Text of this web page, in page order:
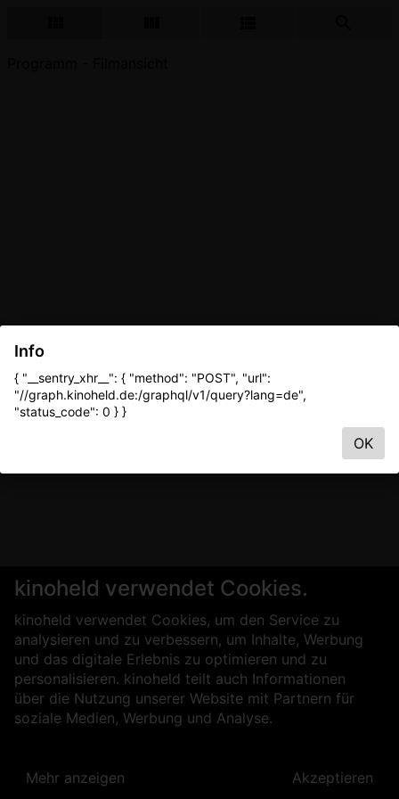
kinoheld verwendet Cookies.
kinoheld verwendet Cookies, um den Service zu
analysieren und zu verbessern, um Inhalte, Werbung
und das digitale Erlebnis zu optimieren und zu
personalisieren. kinoheld teilt auch Informationen
über die Nutzung unserer Website mit Partnern für
soziale Medien, Werbung und Analyse.
Mehr anzeigen Akzeptieren
Info
{ "__sentry_xhr__": { "method": "POST", "url":
"//graph.kinoheld.de:/graphql/v1/query?lang=de",
"status_code": 0 } }
OK